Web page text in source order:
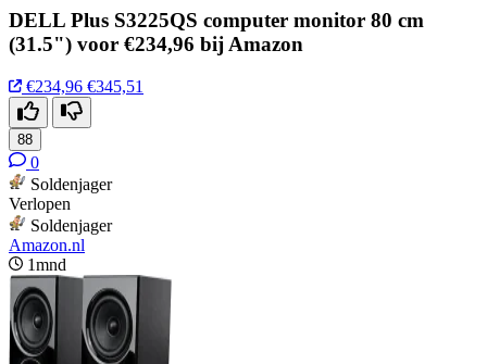
DELL Plus S3225QS computer monitor 80 cm
(31.5") voor €234,96 bij Amazon
€234,96 €345,51
88
0
Soldenjager
Verlopen
Soldenjager
Amazon.nl
1mnd